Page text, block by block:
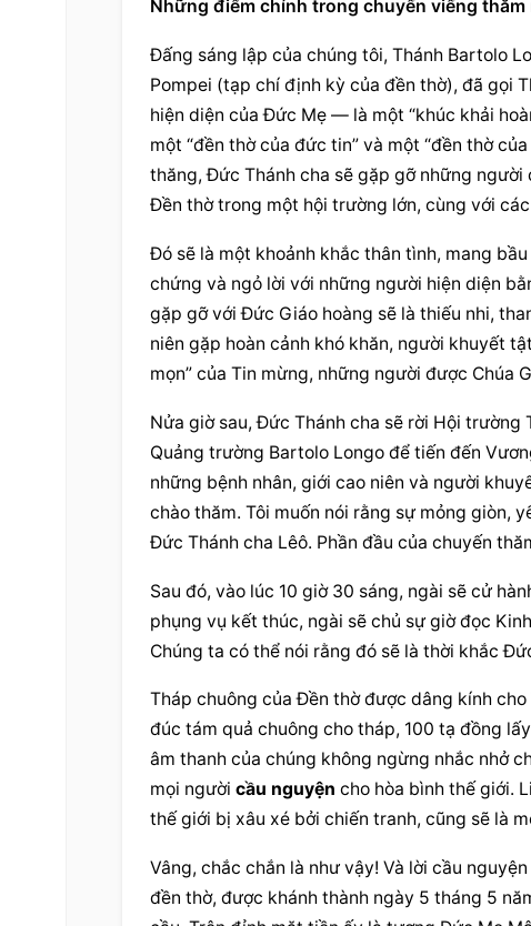
Những điểm chính trong chuyến viếng
Đấng sáng lập của chúng tôi, Thánh Bartolo
Pompei (tạp chí định kỳ của đền thờ), đã gọi
hiện diện của Đức Mẹ — là một “khúc khải
một “đền thờ của đức tin” và một “đền thờ
thăng, Đức Thánh cha sẽ gặp gỡ những
Đền thờ trong một hội trường lớn, cùng với
Đó sẽ là một khoảnh khắc thân tình, mang
chứng và ngỏ lời với những người hiện diện
gặp gỡ với Đức Giáo hoàng sẽ là thiếu nhi,
niên gặp hoàn cảnh khó khăn, người khuyết
mọn” của Tin mừng, những người được Chúa
Nửa giờ sau, Đức Thánh cha sẽ rời Hội
Quảng trường Bartolo Longo để tiến đến
những bệnh nhân, giới cao niên và người
chào thăm. Tôi muốn nói rằng sự mỏng giòn,
Đức Thánh cha Lêô. Phần đầu của chuyến
Sau đó, vào lúc 10 giờ 30 sáng, ngài sẽ cử
phụng vụ kết thúc, ngài sẽ chủ sự giờ đọc
Chúng ta có thể nói rằng đó sẽ là thời khắc
Tháp chuông của Đền thờ được dâng kính
đúc tám quả chuông cho tháp, 100 tạ đồng
âm thanh của chúng không ngừng nhắc nhở
mọi người cầu nguyện cho hòa bình thế giới.
thế giới bị xâu xé bởi chiến tranh, cũng sẽ là
Vâng, chắc chắn là như vậy! Và lời cầu nguyện
đền thờ, được khánh thành ngày 5 tháng 5